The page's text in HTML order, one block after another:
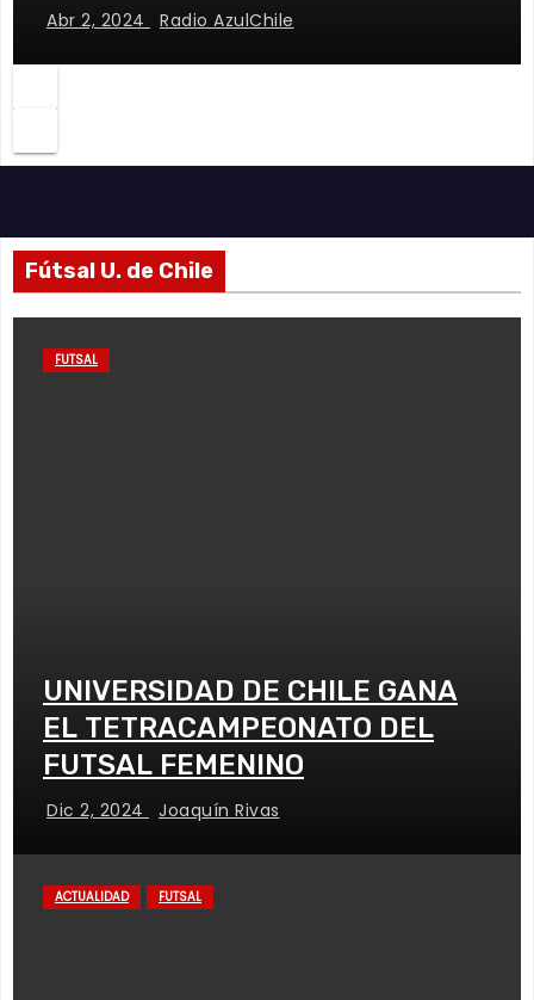
Abr 2, 2024 Radio AzulChile
Fútsal U. de Chile
FUTSAL
UNIVERSIDAD DE CHILE GANA
EL TETRACAMPEONATO DEL
FUTSAL FEMENINO
Dic 2, 2024 Joaquín Rivas
ACTUALIDAD FUTSAL